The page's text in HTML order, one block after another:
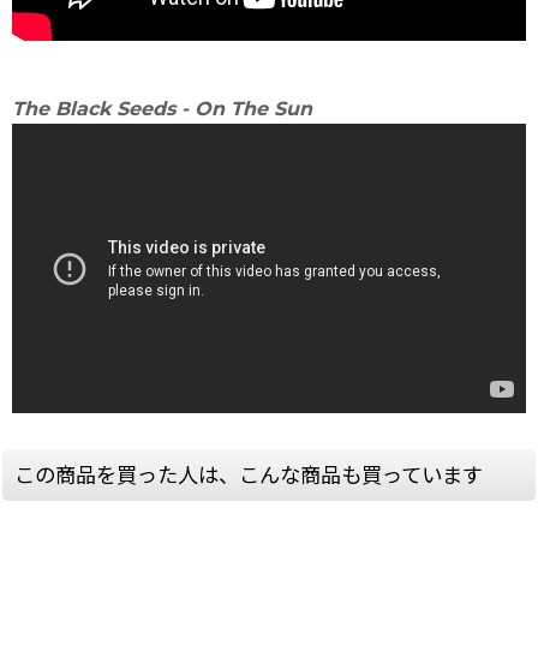
The Black Seeds - On The Sun
この商品を買った人は、こんな商品も買っています